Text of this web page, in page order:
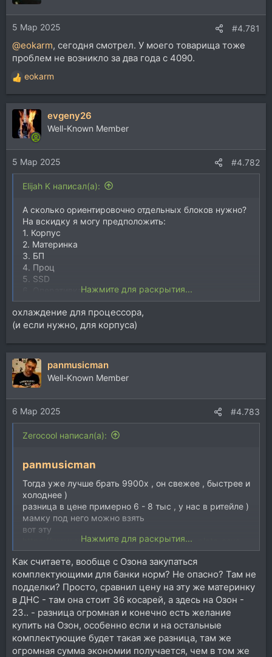
5 Мар 2025 #4.781
@eokarm, сегодня смотрел. У моего товарища тоже
проблем не возникло за два года с 4090.
Р
е
а
и
и
:
eokarm
evgeny26
Well-Known Member
5 Мар 2025 #4.782
Elijah K написал(а):
А сколько ориентировочно отдельных блоков нужно?
На вскидку я могу предположить:
1. Корпус
2. Материнка
3. БП
4. Проц
5. SSD
6. Оперативка
7. Видюха
Что еще?
Нажмите для раскрытия...
охлаждение для процессора,
(и если нужно, для корпуса)
panmusicman
Well-Known Member
6 Мар 2025 #4.783
Zerocool написал(а):
panmusicman
Тогда уже лучше брать 9900x , он свежее , быстрее и
холоднее )
разница в цене примерно 6 - 8 тыс , у нас в ритейле )
мамку под него можно взять
вот эту
https://www.ozon.ru/product/materinskaya-plata-asus-
prime-x670-p-csm-am5-x670-usb-3-2-gen-2x2-aura-
mb-90mb1bu0-m0eayc-921395241/?
at=08tYzRJGJcPBWgKqF8x2y3oF810oYBhoYxo4PcOpL
LWp&keywords=x670+%D0%BC%D0%B0%D1%82%D0%
B5%D1%80%D0%B8%D0%BD%D1%81%D0%BA%D0%B0
%D1%8F+%D0%BF%D0%BB%D0%B0%D1%82%D0%B0
цена оч приятная для 670 чипсета и мощной
подсистемы питания ))
Нажмите для раскрытия...
Как считаете, вообще с Озона закупаться
комплектующими для банки норм? Не опасно? Там не
подделки? Просто, сравнил цену на эту же материнку
в ДНС - там она стоит 36 косарей, а здесь на Озон -
23.. - разница огромная и конечно есть желание
купить на Озон, особенно если и на остальные
комплектующие будет такая же разница, там же
огромная сумма экономии получается, чем в том же